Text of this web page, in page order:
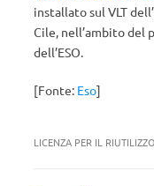
installato sul VLT
Cile, nell’ambito del
dell’ESO.
[Fonte: Eso]
LICENZA PER IL